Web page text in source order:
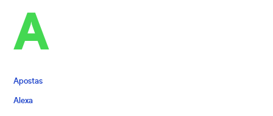
A
Apostas
Alexa